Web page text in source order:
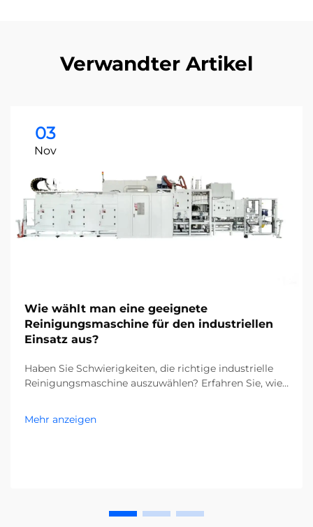
Verwandter Artikel
03
Nov
Wie wählt man eine geeignete
Reinigungsmaschine für den industriellen
Einsatz aus?
Haben Sie Schwierigkeiten, die richtige industrielle
Reinigungsmaschine auszuwählen? Erfahren Sie, wie
Anlage Ihre Entscheidung beeinflussen. Senken Sie
Kosten und steigern Sie die Effizienz – holen Sie sich
Mehr anzeigen